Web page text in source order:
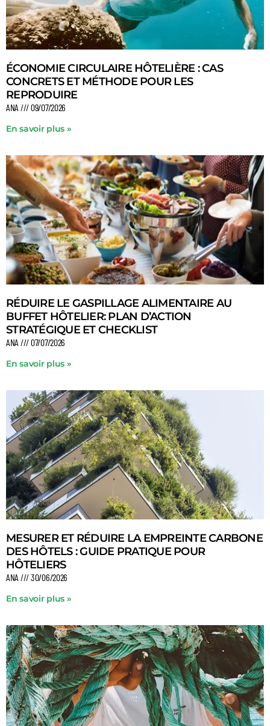
ÉCONOMIE CIRCULAIRE HÔTELIÈRE : CAS
CONCRETS ET MÉTHODE POUR LES
REPRODUIRE
ANA 09/07/2026
En savoir plus »
RÉDUIRE LE GASPILLAGE ALIMENTAIRE AU
BUFFET HÔTELIER: PLAN D’ACTION
STRATÉGIQUE ET CHECKLIST
ANA 07/07/2026
En savoir plus »
MESURER ET RÉDUIRE LA EMPREINTE CARBONE
DES HÔTELS : GUIDE PRATIQUE POUR
HÔTELIERS
ANA 30/06/2026
En savoir plus »